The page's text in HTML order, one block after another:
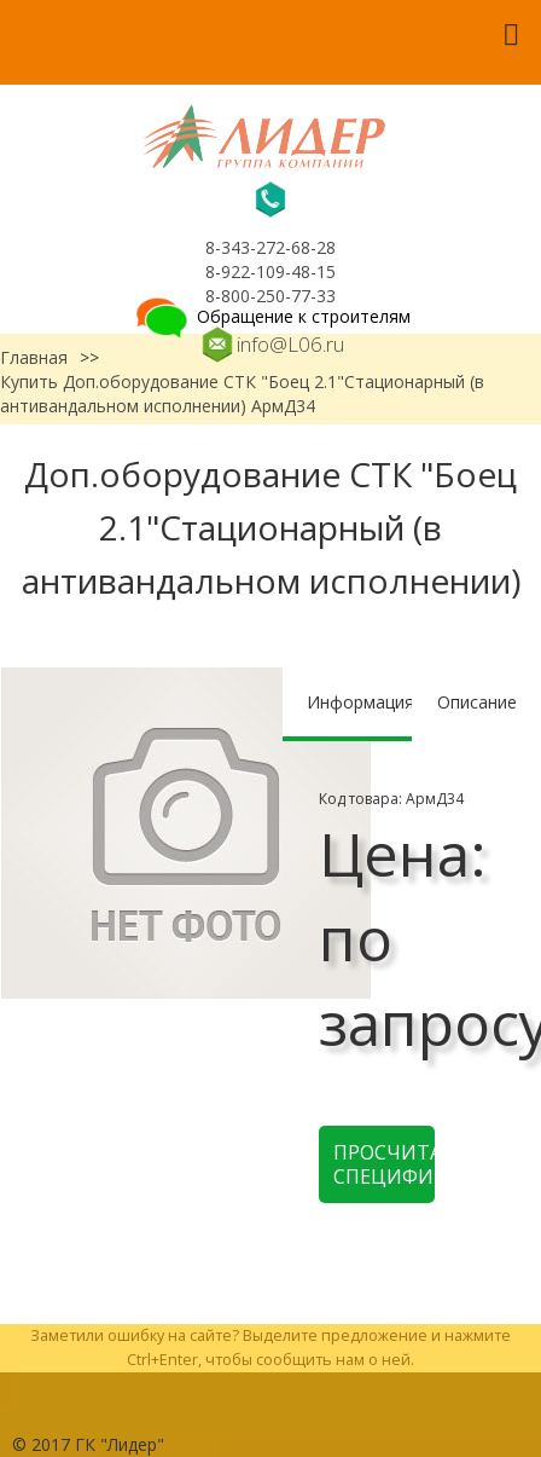
8-343-272-68-28
8-922-109-48-15
8-800-250-77-33
info@L06.ru
Обращение к строителям
Главная
>>
Купить Доп.оборудование СТК "Боец 2.1"Стационарный (в
антивандальном исполнении) АрмД34
Доп.оборудование СТК "Боец
2.1"Стационарный (в
антивандальном исполнении)
Информация Описание
Код товара: АрмД34
Цена:
по
ПРОСЧИТАТЬ
СПЕЦИФИКАЦИЮ
Заметили ошибку на сайте? Выделите предложение и нажмите
Ctrl+Enter, чтобы сообщить нам о ней.
© 2017 ГК "Лидер"